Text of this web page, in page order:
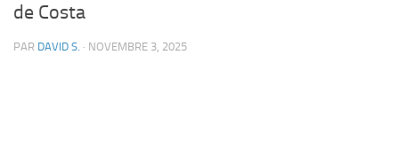
de Costa
PAR DAVID S. · NOVEMBRE 3, 2025